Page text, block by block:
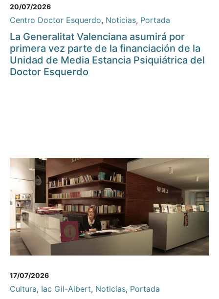
20/07/2026
Centro Doctor Esquerdo, Noticias, Portada
La Generalitat Valenciana asumirá por
primera vez parte de la financiación de la
Unidad de Media Estancia Psiquiátrica del
Doctor Esquerdo
17/07/2026
Cultura, Iac Gil-Albert, Noticias, Portada